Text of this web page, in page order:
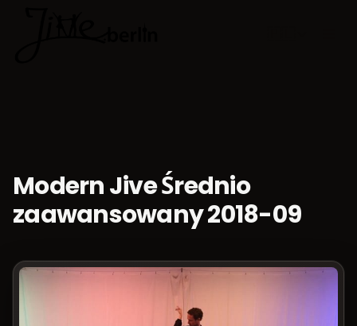
Modern Jive Średnio
zaawansowany 2018-09